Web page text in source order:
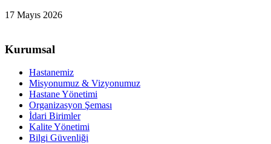
17 Mayıs 2026
Kurumsal
Hastanemiz
Misyonumuz & Vizyonumuz
Hastane Yönetimi
Organizasyon Şeması
İdari Birimler
Kalite Yönetimi
Bilgi Güvenliği